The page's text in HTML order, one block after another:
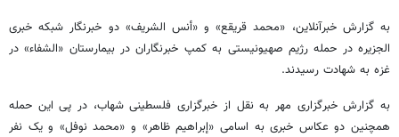
به گزارش خبرآنلاین، «محمد قریقع» و «أنس الشریف» دو خبرنگار شبکه خبری
الجزیره در حمله رژیم صهیونیستی به کمپ خبرنگاران در بیمارستان «الشفاء» در
غزه به شهادت رسیدند.
به گزارش خبرگزاری مهر به نقل از خبرگزاری فلسطینی شهاب، در پی این حمله
همچنین دو عکاس خبری به اسامی «إبراهیم ظاهر» و «محمد نوفل» و یک نفر